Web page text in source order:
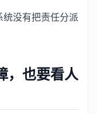
没有把责任分派
，也要看人